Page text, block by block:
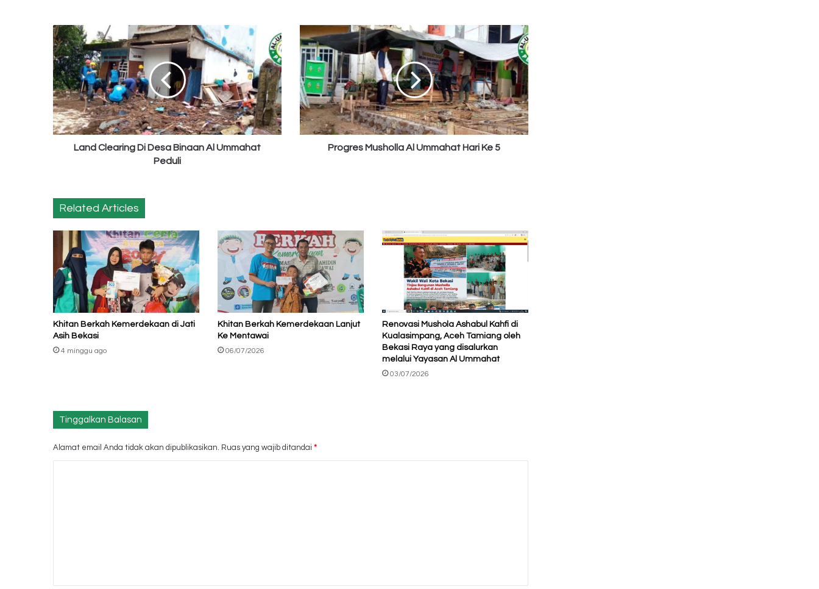
Land
Clearing
Di
Desa
Binaan
Al
Ummahat
Peduli
Land Clearing Di Desa Binaan Al Ummahat
Peduli
Progres
Musholla
Al
Ummahat
Hari
Ke
5
Progres Musholla Al Ummahat Hari Ke 5
Related Articles
Khitan Berkah Kemerdekaan di Jati
Asih Bekasi
4 minggu ago
Khitan Berkah Kemerdekaan Lanjut
Ke Mentawai
06/07/2026
Renovasi Mushola Ashabul Kahfi di
Kualasimpang, Aceh Tamiang oleh
Bekasi Raya yang disalurkan
melalui Yayasan Al Ummahat
03/07/2026
Tinggalkan Balasan
Alamat email Anda tidak akan dipublikasikan. Ruas yang wajib ditandai *